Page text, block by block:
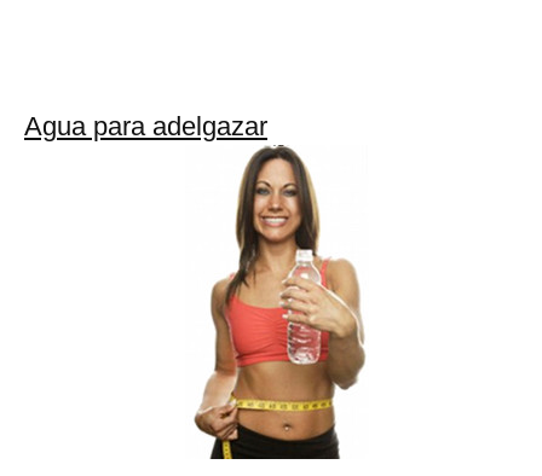
Agua para adelgazar